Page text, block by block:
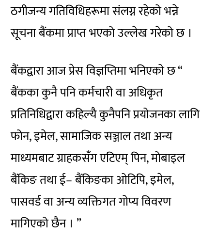
ठगीजन्य गतिविधिहरूमा संलग्न रहेको भन्ने
सूचना बैंकमा प्राप्त भएको उल्लेख गरेको छ ।
बैंकद्वारा आज प्रेस विज्ञप्तिमा भनिएको छ “
बैंकका कुनै पनि कर्मचारी वा अधिकृत
प्रतिनिधिद्वारा कहिल्यै कुनैपनि प्रयोजनका लागि
फोन, इमेल, सामाजिक सञ्जाल तथा अन्य
माध्यमबाट ग्राहकसँग एटिएम् पिन, मोबाइल
बैंकिङ तथा ई– बैंकिङका ओटिपि, इमेल,
पासवर्ड वा अन्य व्यक्तिगत गोप्य विवरण
मागिएको छैन । ”